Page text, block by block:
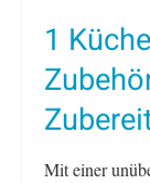
1
Mit einer